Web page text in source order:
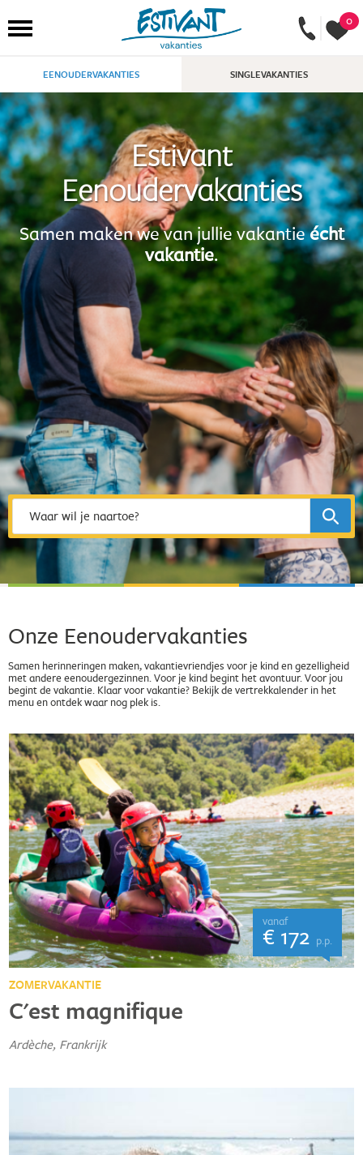
0
EENOUDERVAKANTIES SINGLEVAKANTIES
Estivant
Eenoudervakanties
Samen maken we van jullie vakantieécht
vakantie.
Waar wil je naartoe?
Onze Eenoudervakanties
Samen herinneringen maken, vakantievriendjes voor je kind en gezelligheid
met andere eenoudergezinnen. Voor je kind begint het avontuur. Voor jou
begint de vakantie. Klaar voor vakantie? Bekijk de vertrekkalender in het
menu en ontdek waar nog plek is.
vanaf
€ 172 p.p.
ZOMERVAKANTIE
C'est magnifique
Ardèche, Frankrijk